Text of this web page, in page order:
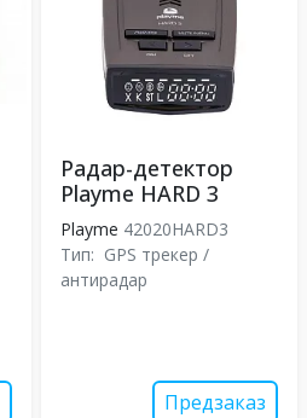
Радар-детектор
Playme HARD 3
Playme 42020HARD3
Тип: GPS трекер /
антирадар
Предзаказ